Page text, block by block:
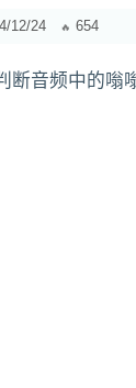
12/24 654
断音频中的嗡